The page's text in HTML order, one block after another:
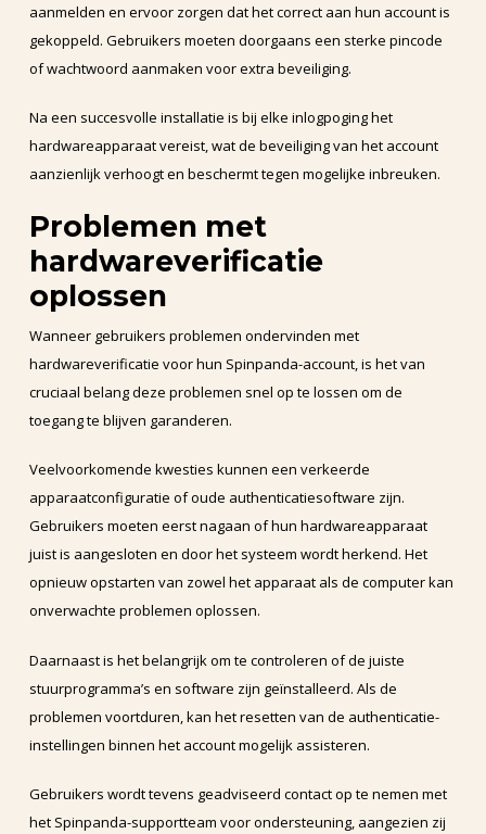
aanmelden en ervoor zorgen dat het correct aan hun account is
gekoppeld. Gebruikers moeten doorgaans een sterke pincode
of wachtwoord aanmaken voor extra beveiliging.
Na een succesvolle installatie is bij elke inlogpoging het
hardwareapparaat vereist, wat de beveiliging van het account
aanzienlijk verhoogt en beschermt tegen mogelijke inbreuken.
Problemen met
hardwareverificatie
oplossen
Wanneer gebruikers problemen ondervinden met
hardwareverificatie voor hun Spinpanda-account, is het van
cruciaal belang deze problemen snel op te lossen om de
toegang te blijven garanderen.
Veelvoorkomende kwesties kunnen een verkeerde
apparaatconfiguratie of oude authenticatiesoftware zijn.
Gebruikers moeten eerst nagaan of hun hardwareapparaat
juist is aangesloten en door het systeem wordt herkend. Het
opnieuw opstarten van zowel het apparaat als de computer kan
onverwachte problemen oplossen.
Daarnaast is het belangrijk om te controleren of de juiste
stuurprogramma’s en software zijn geïnstalleerd. Als de
problemen voortduren, kan het resetten van de authenticatie-
instellingen binnen het account mogelijk assisteren.
Gebruikers wordt tevens geadviseerd contact op te nemen met
het Spinpanda-supportteam voor ondersteuning, aangezien zij